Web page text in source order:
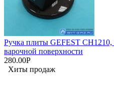
Ручка плиты GEFEST СН1210,
варочной поверхности
280.00Р
Хиты продаж